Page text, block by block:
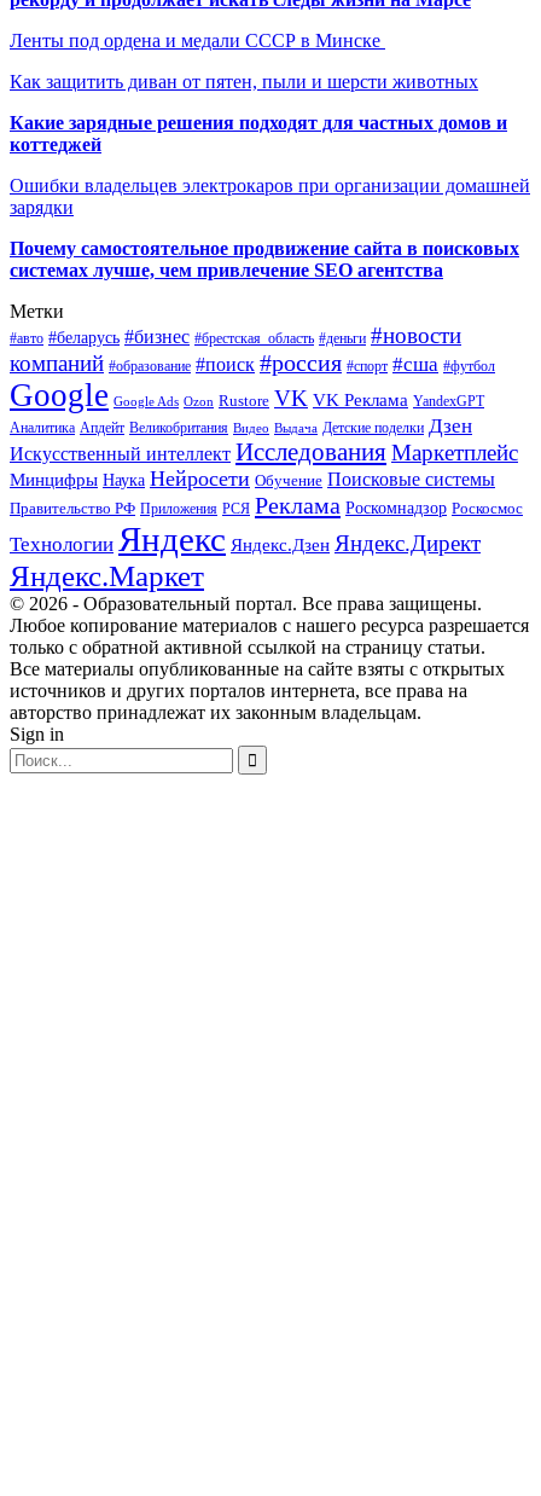
Ленты под ордена и медали СССР в Минске
Как защитить диван от пятен, пыли и шерсти животных
Какие зарядные решения подходят для частных домов и
коттеджей
Ошибки владельцев электрокаров при организации домашней
зарядки
Почему самостоятельное продвижение сайта в поисковых
системах лучше, чем привлечение SEO агентства
Метки
#авто #беларусь #бизнес #брестская_область #деньги #новости
компаний #образование #поиск #россия #спорт #сша #футбол
Google Google Ads Ozon Rustore VK VK Реклама YandexGPT
Аналитика Апдейт Великобритания Видео Выдача Детские поделки Дзен
Искусственный интеллект ИсследованияМаркетплейс
Минцифры Наука Нейросети Обучение Поисковые системы
Правительство РФ Приложения РСЯ Реклама Роскомнадзор Роскосмос
Технологии Яндекс Яндекс.Дзен Яндекс.Директ
Яндекс.Маркет
© 2026 - Образовательный портал. Все права защищены.
Любое копирование материалов с нашего ресурса разрешается
только с обратной активной ссылкой на страницу статьи.
Все материалы опубликованные на сайте взяты с открытых
источников и других порталов интернета, все права на
авторство принадлежат их законным владельцам.
Sign in